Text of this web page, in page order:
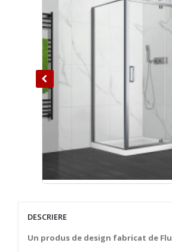
DESCRIERE
Un produs de design fabricat de